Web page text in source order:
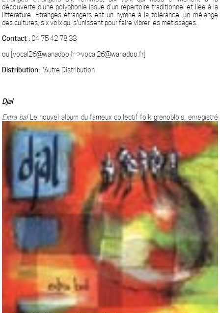
découverte d'une polyphonie issue d'un répertoire traditionnel et liée à la
littérature. Étranges étrangers est un hymne à la tolérance, un mélange
des cultures, six voix qui s'unissent pour faire vibrer les métissages.
Contact : 04 75 42 78 33
ou [vocal26@wanadoo.fr->vocal26@wanadoo.fr]
Distribution: l'Autre Distribution
Djal
Extra bal
Le nouvel album du fameux collectif folk grenoblois, enregistré